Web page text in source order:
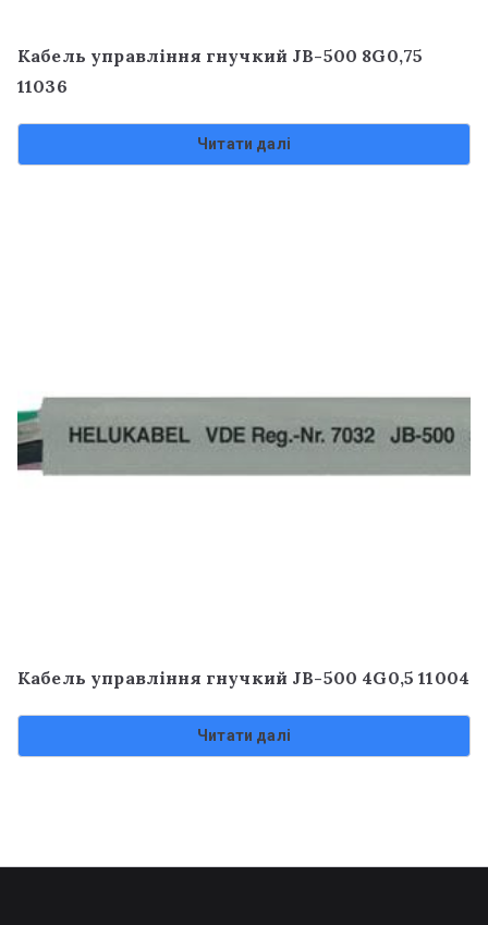
Кабель управління гнучкий JB-500 8G0,75
11036
Читати далі
Кабель управління гнучкий JB-500 4G0,5 11004
Читати далі